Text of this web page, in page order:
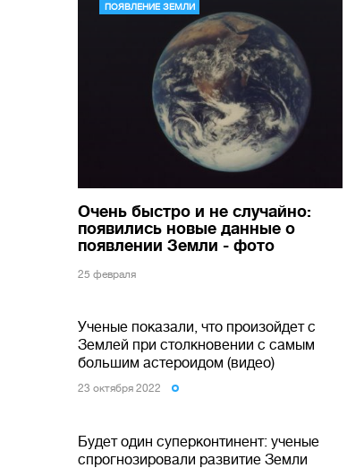
ПОЯВЛЕНИЕ ЗЕМЛИ
Очень быстро и не случайно:
появились новые данные о
появлении Земли - фото
25 февраля
Ученые показали, что произойдет с
Землей при столкновении с самым
большим астероидом (видео)
23 октября 2022
Будет один суперконтинент: ученые
спрогнозировали развитие Земли